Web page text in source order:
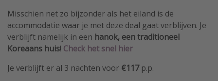
Misschien net zo bijzonder als het eiland is de
accommodatie waar je met deze deal gaat verblijven. Je
verblijft namelijk in een hanok, een traditioneel
Koreaans huis! Check het snel hier
Je verblijft er al 3 nachten voor €117p.p.